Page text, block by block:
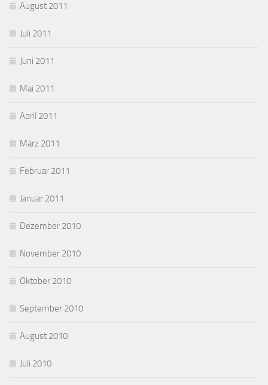
August 2011
Juli 2011
Juni 2011
Mai 2011
April 2011
März 2011
Februar 2011
Januar 2011
Dezember 2010
November 2010
Oktober 2010
September 2010
August 2010
Juli 2010